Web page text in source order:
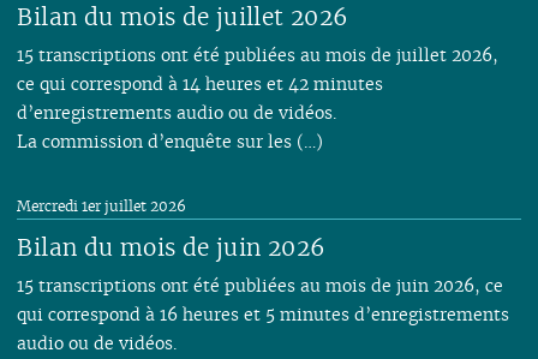
Bilan du mois de juillet 2026
15 transcriptions ont été publiées au mois de juillet 2026,
ce qui correspond à 14 heures et 42 minutes
d’enregistrements audio ou de vidéos.
La commission d’enquête sur les (…)
Bilan du mois de juin 2026
Mercredi 1er juillet 2026
15 transcriptions ont été publiées au mois de juin 2026, ce
qui correspond à 16 heures et 5 minutes d’enregistrements
audio ou de vidéos.